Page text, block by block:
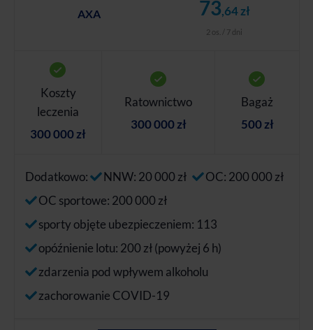
AXA 73,64 zł
2 os. / 7 dni
Koszty
leczenia
300 000 zł
Ratownictwo
300 000 zł
Bagaż
500 zł
Dodatkowo: NNW: 20 000 zł
OC: 200 000 zł
OC sportowe: 200 000 zł
sporty objęte ubezpieczeniem: 113
opóźnienie lotu: 200 zł (powyżej 6 h)
zdarzenia pod wpływem alkoholu
zachorowanie COVID-19